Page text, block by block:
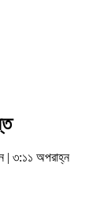
| ৩:১১ অপরাহ্ন